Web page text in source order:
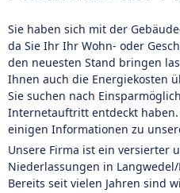
Sie haben sich mit der
da Sie Ihr Ihr Wohn- oder
den neuesten Stand bringen
Ihnen auch die Energiekosten
Sie suchen nach
Internetauftritt entdeckt
einigen Informationen zu
Unsere Firma ist ein versierter
Niederlassungen in
Bereits seit vielen Jahren sind